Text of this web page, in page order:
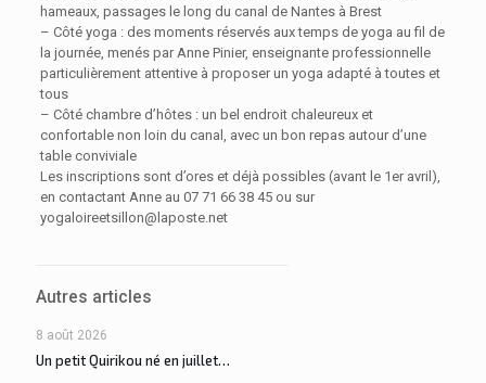
hameaux, passages le long du canal de Nantes à Brest
– Côté yoga : des moments réservés aux temps de yoga au fil de
la journée, menés par Anne Pinier, enseignante professionnelle
particulièrement attentive à proposer un yoga adapté à toutes et
tous
– Côté chambre d’hôtes : un bel endroit chaleureux et
confortable non loin du canal, avec un bon repas autour d’une
table conviviale
Les inscriptions sont d’ores et déjà possibles (avant le 1er avril),
en contactant Anne au 07 71 66 38 45 ou sur
yogaloireetsillon@laposte.net
Autres articles
8 août 2026
Un petit Quirikou né en juillet…